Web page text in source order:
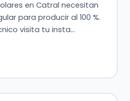
en Catral necesitan
para producir al 100 %.
visita tu insta…